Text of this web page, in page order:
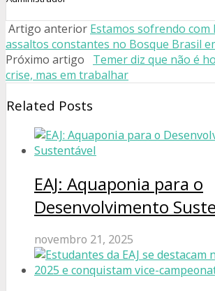
Artigo anterior Estamos sofrendo com
assaltos constantes no Bosque Brasil
Próximo artigo
Temer diz que não é
crise, mas em trabalhar
Related Posts
EAJ: Aquaponia para o
Desenvolvimento
novembro 21, 2025